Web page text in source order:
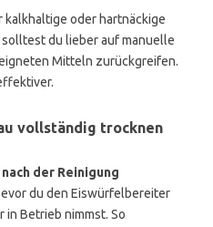
oder hartnäckige
du lieber auf manuelle
Mitteln zurückgreifen.
vollständig trocknen
der Reinigung
du den Eiswürfelbereiter
in Betrieb nimmst. So